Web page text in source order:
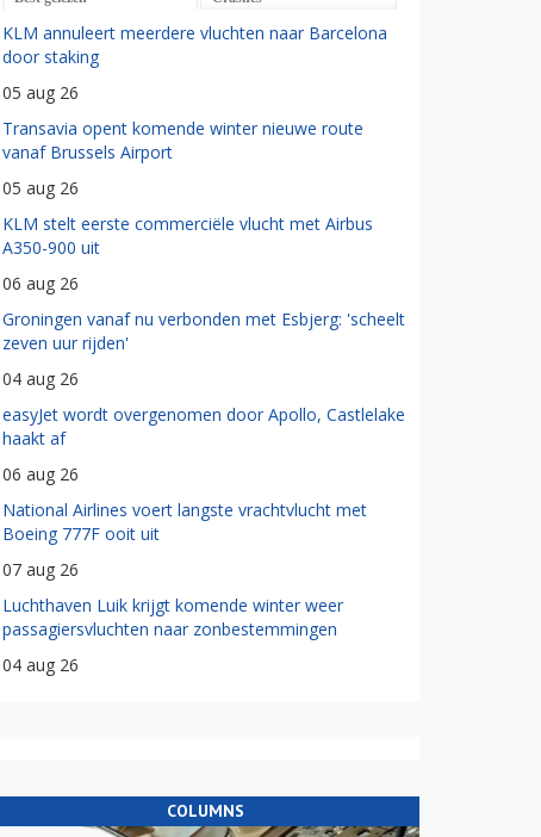
KLM annuleert meerdere vluchten naar Barcelona
door staking
05 aug 26
Transavia opent komende winter nieuwe route
vanaf Brussels Airport
05 aug 26
KLM stelt eerste commerciële vlucht met Airbus
A350-900 uit
06 aug 26
Groningen vanaf nu verbonden met Esbjerg: 'scheelt
zeven uur rijden'
04 aug 26
easyJet wordt overgenomen door Apollo, Castlelake
haakt af
06 aug 26
National Airlines voert langste vrachtvlucht met
Boeing 777F ooit uit
07 aug 26
Luchthaven Luik krijgt komende winter weer
passagiersvluchten naar zonbestemmingen
04 aug 26
COLUMNS